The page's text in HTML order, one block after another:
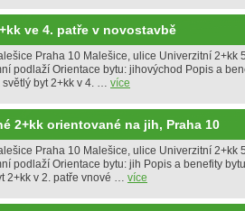
ve 4. patře v novostavbě
Praha 10 Malešice, ulice Univerzitní 2+kk
podlaží Orientace bytu: jihovýchod Popis a
byt 2+kk v 4. … více
2+kk orientované na jih, Praha 10
Praha 10 Malešice, ulice Univerzitní 2+kk
podlaží Orientace bytu: jih Popis a benefity
2+kk v 2. patře vnové … více